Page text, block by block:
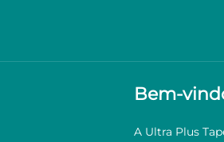
Bem-
A Ultra Plus